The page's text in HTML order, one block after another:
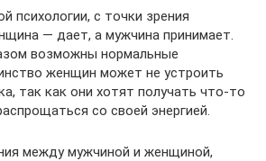
психологии, с точки зрения
— дает, а мужчина принимает.
возможны нормальные
женщин может не устроить
так как они хотят получать что-то
со своей энергией.
между мужчиной и женщиной,